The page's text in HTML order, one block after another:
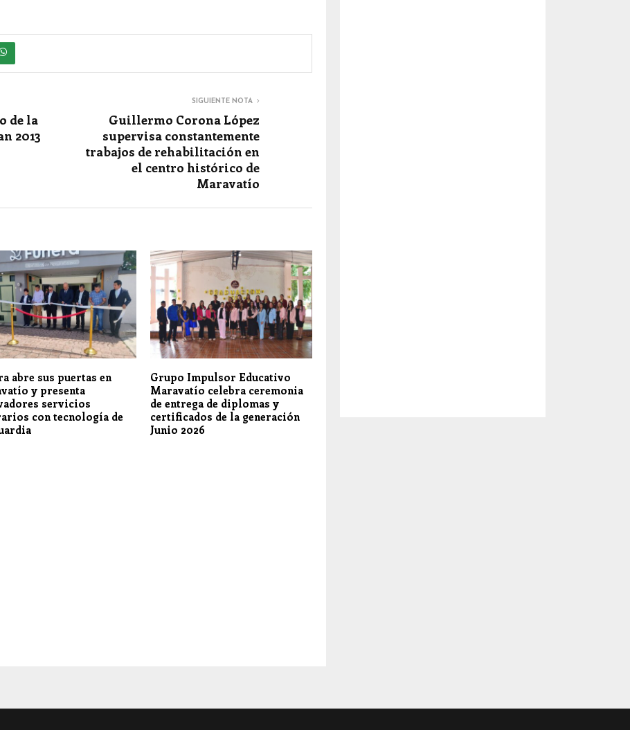
de la
2013
SIGUIENTE NOTA
Guillermo Corona López
supervisa constantemente
trabajos de rehabilitación en
el centro histórico de
Maravatío
abre sus puertas en
y presenta
servicios
con tecnología de
Grupo Impulsor Educativo
Maravatío celebra ceremonia
de entrega de diplomas y
certificados de la generación
Junio 2026